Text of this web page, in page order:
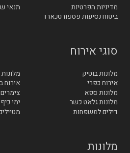
מדיניות הפרטיות
תנאי
ביטוח נסיעות פספורטכארד
סוגי אירוח
מלונות בוטיק
אירוח כפרי
אירוח
מלונות ספא
צימרים
מלונות גלאט כשר
ימי
דילים למשפחות
מלונות